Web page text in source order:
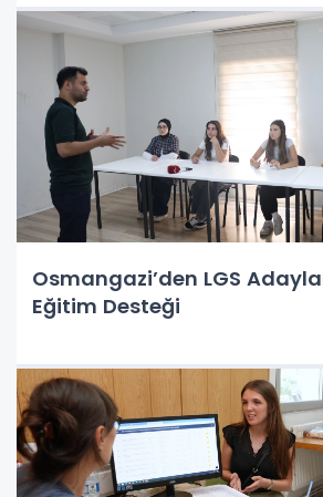
Osmangazi’den LGS
Eğitim Desteği